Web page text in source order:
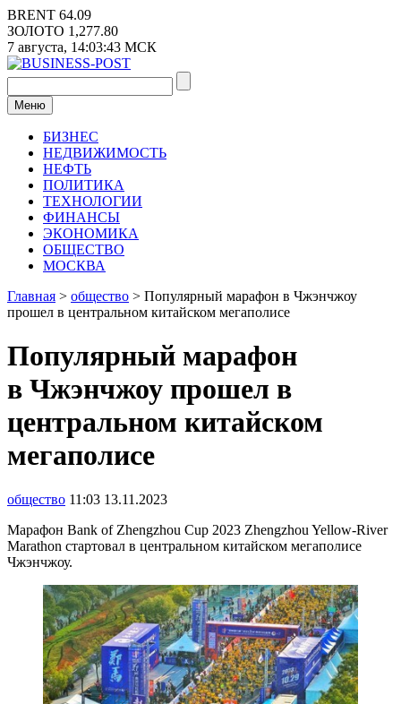
Перейти
к
содержимому
BRENT 64.09
ЗОЛОТО 1,277.80
7 августа, 14:03:44 МСК
Меню
БИЗНЕС
НЕДВИЖИМОСТЬ
НЕФТЬ
ПОЛИТИКА
ТЕХНОЛОГИИ
ФИНАНСЫ
ЭКОНОМИКА
ОБЩЕСТВО
МОСКВА
Главная > общество > Популярный марафон в Чжэнчжоу
прошел в центральном китайском мегаполисе
Популярный марафон
в Чжэнчжоу прошел в
центральном китайском
мегаполисе
общество 11:03 13.11.2023
Марафон Bank of Zhengzhou Cup 2023 Zhengzhou Yellow-River
Marathon стартовал в центральном китайском мегаполисе
Чжэнчжоу.